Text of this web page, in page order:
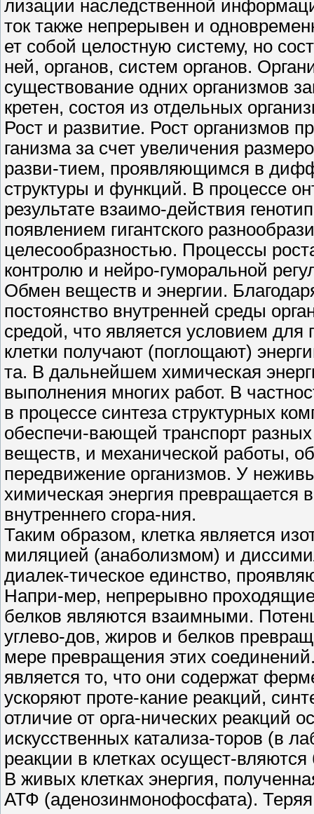
лизации наследственной
ток также непрерывен и
ет собой целостную систему, но
ней, органов, систем органов.
существование одних организмов
кретен, состоя из отдельных
Рост и развитие. Рост организмов
ганизма за счет увеличения
разви-тием, проявляющимся в
структуры и функций. В процессе
результате взаимо-действия
появлением гигантского
целесообразностью. Процессы
контролю и нейро-гуморальной
Обмен веществ и энергии.
постоянство внутренней среды
средой, что является условием
клетки получают (поглощают)
та. В дальнейшем химическая
выполнения многих работ. В
в процессе синтеза структурных
обеспечи-вающей транспорт
веществ, и механической работы,
передвижение организмов. У
химическая энергия превращается
внутреннего сгора-ния.
Таким образом, клетка является
миляцией (анаболизмом) и
диалек-тическое единство,
Напри-мер, непрерывно
белков являются взаимными.
углево-дов, жиров и белков
мере превращения этих
является то, что они содержат
ускоряют проте-кание реакций,
отличие от орга-нических реакций
искусственных катализа-торов (в
реакции в клетках осущест-
В живых клетках энергия,
АТФ (аденозинмонофосфата).